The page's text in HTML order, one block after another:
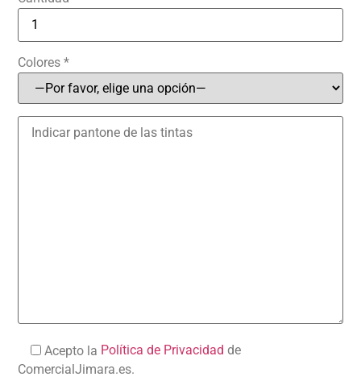
Colores *
Acepto la Política de Privacidad de
ComercialJimara.es.